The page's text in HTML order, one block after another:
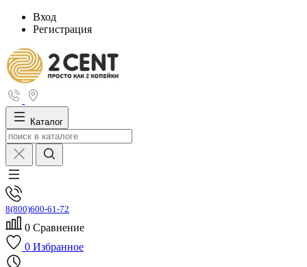
Вход
Регистрация
Каталог
8(800)600-61-72
0 Сравнение
0 Избранное